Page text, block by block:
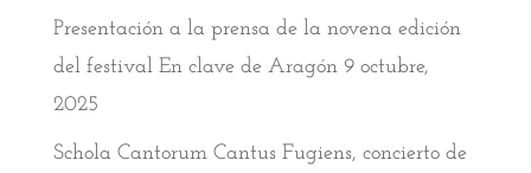
Presentación a la prensa de la novena edición
del festival En clave de Aragón 9 octubre,
2025
Schola Cantorum Cantus Fugiens, concierto de